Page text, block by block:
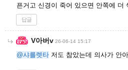
픈거고 신경이 죽어 있으면 안쪽에 더
답글
V아버v 26-06-14 15:17
@샤를렛타 저도 참았는데 의사가 안